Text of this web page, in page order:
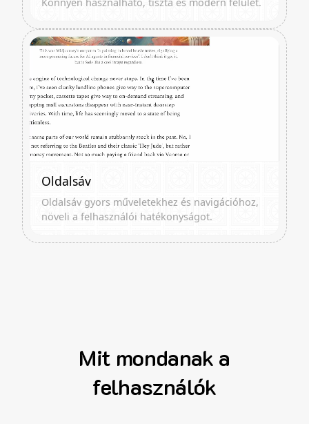
Oldalsáv
Oldalsáv gyors műveletekhez és navigációhoz,
növeli a felhasználói hatékonyságot.
Mit mondanak a
felhasználók